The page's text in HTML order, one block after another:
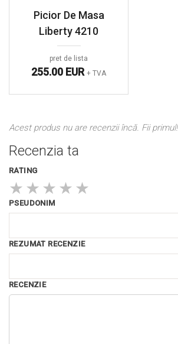
Picior De Masa
Liberty 4210
pret de lista
255.00 EUR + TVA
Acest produs nu are recenzii încă. Fii primul!
Recenzia ta
RATING
★ ★ ★ ★ ★
PSEUDONIM
REZUMAT RECENZIE
RECENZIE